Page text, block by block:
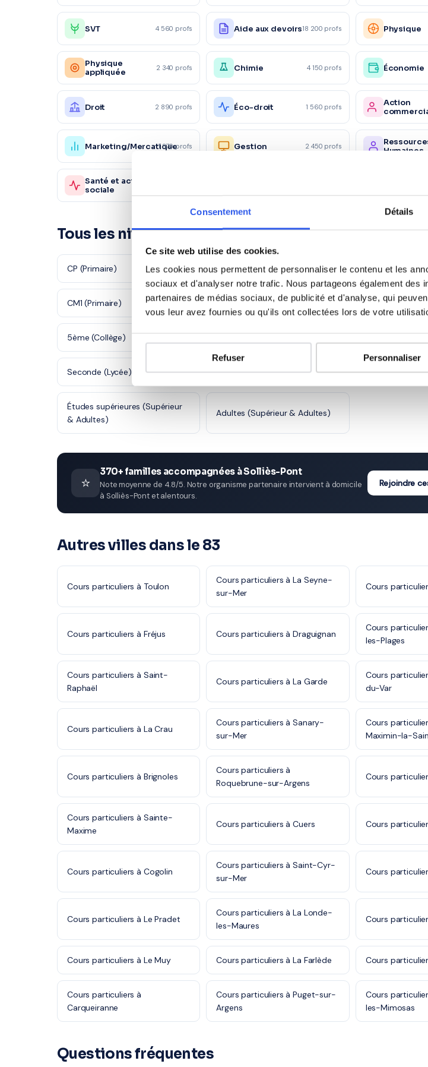
Consentement Détails
Ce site web utilise des cookies.
Les cookies nous permettent de personnaliser le contenu et les
sociaux et d'analyser notre trafic. Nous partageons également des
partenaires de médias sociaux, de publicité et d'analyse, qui
vous leur avez fournies ou qu'ils ont collectées lors de votre
Refuser Personnaliser
SVT 4 560 profs Aide aux devoirs18 200 profs Physique
Physique
appliquée
2 340 profs Chimie 4 150 profs Économie
Droit 2 890 profs Éco-droit 1 560 profs
Action
Marketing/Mercatique
1 870 profs Gestion 2 450 profs
Humaines
Santé et action
sociale
Tous les niveaux à Solliès-Pont
CP (Primaire) CE1 (Primaire) CE2 (Primaire)
CM1 (Primaire) CM2 (Primaire) 6ème (Collège)
5ème (Collège)
Seconde (Lycée) Première (Lycée) Terminale
Études supérieures (Supérieur
& Adultes)
Adultes (Supérieur & Adultes)
⭐
370+ familles accompagnées à Solliès-Pont
Note moyenne de 4.8/5. Notre organisme partenaire intervient à domicile
à Solliès-Pont et alentours.
Rejoindre
Autres villes dans le 83
Cours particuliers à Toulon
Cours particuliers à La Seyne-
sur-Mer
Cours
Cours particuliers à Fréjus Cours particuliers à Draguignan
Cours
les-Plages
Cours particuliers à Saint-
Raphaël
Cours particuliers à La Garde
Cours
du-Var
Cours particuliers à La Crau
Cours particuliers à Sanary-
sur-Mer
Cours
Maximin-la-
Cours particuliers à Brignoles
Cours particuliers à
Roquebrune-sur-Argens
Cours
Cours particuliers à Sainte-
Maxime
Cours particuliers à Cuers Cours
Cours particuliers à Cogolin
Cours particuliers à Saint-Cyr-
sur-Mer
Cours
Cours particuliers à Le Pradet
Cours particuliers à La Londe-
les-Maures
Cours
Cours particuliers à Le Muy Cours particuliers à La Farlède Cours
Cours particuliers à
Carqueiranne
Cours particuliers à Puget-sur-
Argens
Cours
les-Mimosas
Questions fréquentes